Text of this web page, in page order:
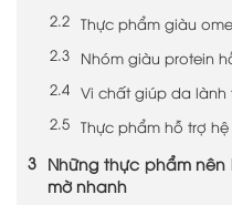
Thực phẩm giàu
Nhóm giàu protein
Vi chất giúp da lành
Thực phẩm hỗ trợ
Những thực phẩm
mờ nhanh